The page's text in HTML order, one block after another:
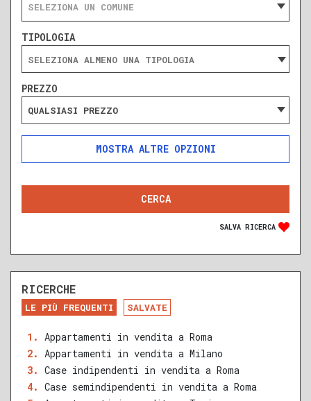
SELEZIONA UN COMUNE
TIPOLOGIA
PREZZO
QUALSIASI PREZZO
ALTRE OPZIONI
SOLO ANNUNCI IN ASTA
DA RISTRUTTURARE
NUOVA COSTRUZIONE
RECENTE
RISTRUTTURATO
QUALSIASI SUPERFICIE
SALVA RICERCA
RICERCHE
LE PIÙ FREQUENTI SALVATE
Appartamenti in vendita a Roma
Appartamenti in vendita a Milano
Case indipendenti in vendita a Roma
Case semindipendenti in vendita a Roma